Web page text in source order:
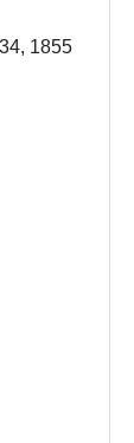
1855